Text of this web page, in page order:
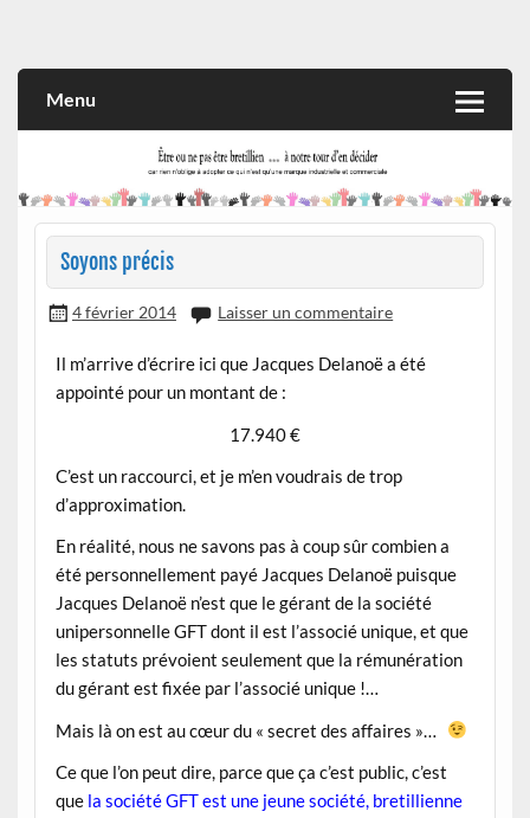
et commerciale
Menu
Soyons précis
4 février 2014 Laisser un commentaire
Il m’arrive d’écrire ici que Jacques Delanoë a été
appointé pour un montant de :
17.940 €
C’est un raccourci, et je m’en voudrais de trop
d’approximation.
En réalité, nous ne savons pas à coup sûr combien a
été personnellement payé Jacques Delanoë puisque
Jacques Delanoë n’est que le gérant de la société
unipersonnelle GFT dont il est l’associé unique, et que
les statuts prévoient seulement que la rémunération
du gérant est fixée par l’associé unique !…
Mais là on est au cœur du « secret des affaires »…
Ce que l’on peut dire, parce que ça c’est public, c’est
que la société GFT est une jeune société, bretillienne